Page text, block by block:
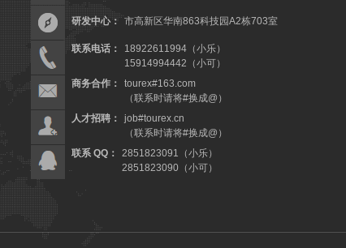
研发中心： 市高新区华南863科技园A2栋703室
联系电话：
18922611994（小乐）
15914994442（小可）
商务合作：
tourex#163.com
（联系时请将#换成@）
人才招聘：
job#tourex.cn
（联系时请将#换成@）
联系 QQ：
2851823091（小乐）
2851823090（小可）